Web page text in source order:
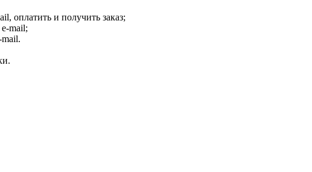
оплатить и получить заказ;
mail;